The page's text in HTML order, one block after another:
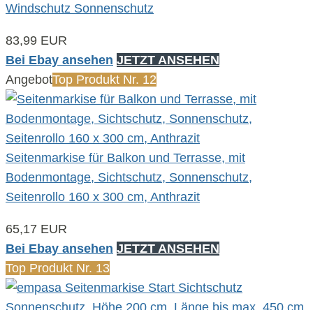
Windschutz Sonnenschutz
83,99 EUR
Bei Ebay ansehen JETZT ANSEHEN
AngebotTop Produkt Nr. 12
Seitenmarkise für Balkon und Terrasse, mit
Bodenmontage, Sichtschutz, Sonnenschutz,
Seitenrollo 160 x 300 cm, Anthrazit
65,17 EUR
Bei Ebay ansehen JETZT ANSEHEN
Top Produkt Nr. 13